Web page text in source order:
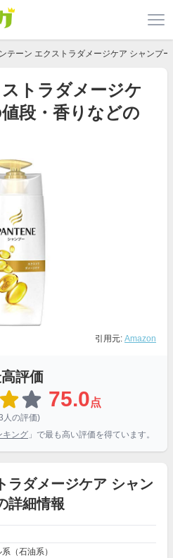
テーン エクストラダメージケア シャンプー
トラダメージケ
段・香りなどの
引用元: Amazon
評価
75.0点
人の評価)
キング 」で最も高い評価を得ています。
ラダメージケア シャン
詳細情報
（石油系）